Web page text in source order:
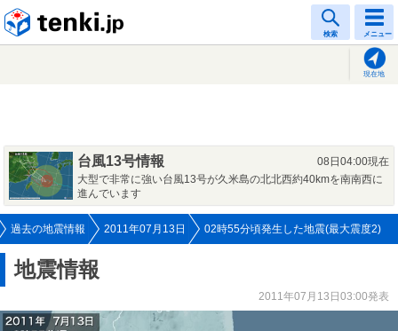
検索 メニュー
現在地
台風13号情報
08日04:00現在
大型で非常に強い台風13号が久米島の北北西約40kmを南南西に
進んでいます
過去の地震情報 2011年07月13日 02時55分頃発生した地震(最大震度2)
地震情報
2011年07月13日03:00発表